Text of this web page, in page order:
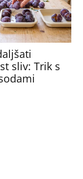
sliv: Trik s